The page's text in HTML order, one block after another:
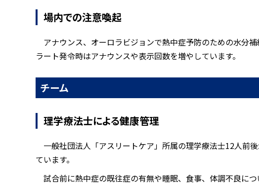
場内での注意喚起
アナウンス、オーロラビジョンで熱中症予防のための水分
ラート発令時はアナウンスや表示回数を増やしています。
チーム
理学療法士による健康管理
一般社団法人「アスリートケア」所属の理学療法士12人前
ています。
試合前に熱中症の既往症の有無や睡眠、食事、体調不良に